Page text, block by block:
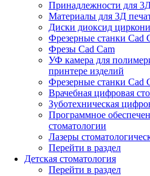
Принадлежности для
Материалы для 3Д
Диски диоксид
Фрезерные станки Cad
Фрезы Cad Cam
УФ камера для
принтере изделий
Фрезерные станки Cad
Врачебная цифровая
Зуботехническая
Программное
стоматологии
Лазеры
Перейти в раздел
Детская стоматология
Перейти в раздел